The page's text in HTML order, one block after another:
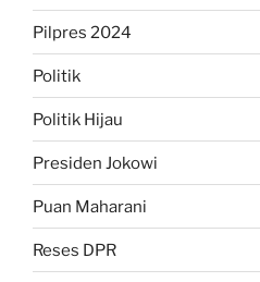
Pilpres 2024
Politik
Politik Hijau
Presiden Jokowi
Puan Maharani
Reses DPR